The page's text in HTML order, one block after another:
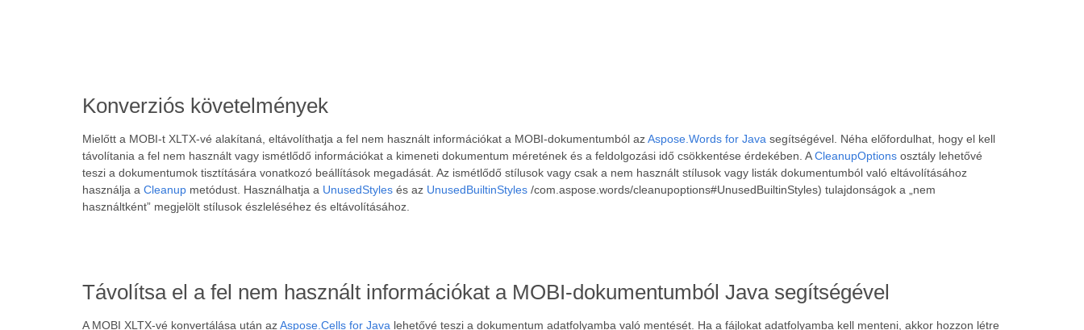
Konverziós követelmények
Mielőtt a MOBI-t XLTX-vé alakítaná, eltávolíthatja a fel nem használt információkat a MOBI-dokumentumból azAspose.Words for Java segítségével. Néha előfordulhat, hogy el kell
távolítania a fel nem használt vagy ismétlődő információkat a kimeneti dokumentum méretének és a feldolgozási idő csökkentése érdekében. ACleanupOptions osztály lehetővé
teszi a dokumentumok tisztítására vonatkozó beállítások megadását. Az ismétlődő stílusok vagy csak a nem használt stílusok vagy listák dokumentumból való eltávolításához
használja a Cleanup metódust. Használhatja a UnusedStyles és az UnusedBuiltinStyles /com.aspose.words/cleanupoptions#UnusedBuiltinStyles) tulajdonságok a „nem
használtként” megjelölt stílusok észleléséhez és eltávolításához.
Távolítsa el a fel nem használt információkat a MOBI-dokumentumból Java segítségével
A MOBI XLTX-vé konvertálása után azAspose.Cells for Java lehetővé teszi a dokumentum adatfolyamba való mentését. Ha a fájlokat adatfolyamba kell menteni, akkor hozzon létre